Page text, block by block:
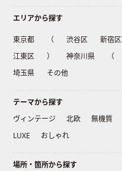
エリアから探す
東京都 （ 渋谷区 新宿区
江東区
） 神奈川県 （
埼玉県
その他
テーマから探す
ヴィンテージ
北欧 無機質
LUXE
おしゃれ
場所・箇所から探す